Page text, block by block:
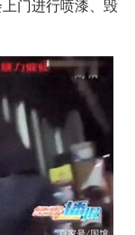
门进行喷漆、毁